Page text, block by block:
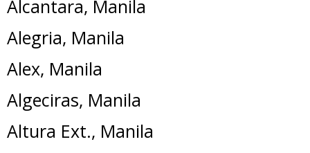
Alcantara, Manila
Alegria, Manila
Alex, Manila
Algeciras, Manila
Altura Ext., Manila